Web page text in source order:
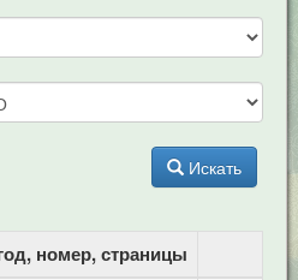
Искать
номер, страницы